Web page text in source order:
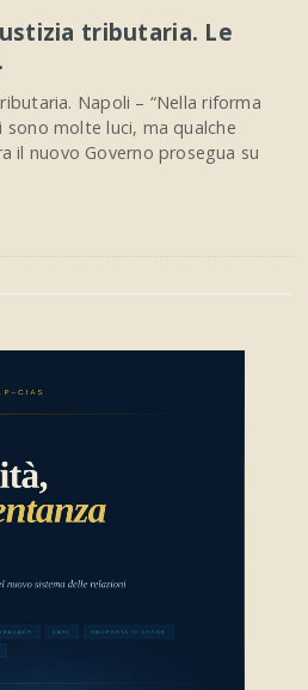
tributaria. Le
Napoli – “Nella riforma
sono molte luci, ma qualche
il nuovo Governo prosegua su